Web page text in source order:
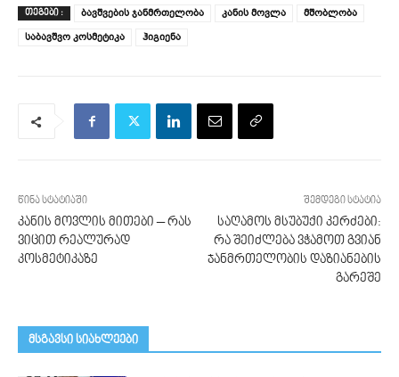
ᲗᲔᲒᲔᲑᲘ : ბავშვების ჯანმრთელობა კანის მოვლა
მშობლობა
საბავშვო კოსმეტიკა
ჰიგიენა
წინა სტატიაში
კანის მოვლის მითები – რას
ვიცით რეალურად
კოსმეტიკაზე
შემდეგი სტატია
საღამოს მსუბუქი კერძები:
რა შეიძლება ვჭამოთ გვიან
ჯანმრთელობის დაზიანების
გარეშე
მსგავსი სიახლეები